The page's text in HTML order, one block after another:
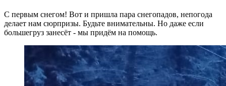
С первым снегом! Вот и пришла пара снегопадов, непогода
делает нам сюрпризы. Будьте внимательны. Но даже если
большегруз занесёт - мы придём на помощь.